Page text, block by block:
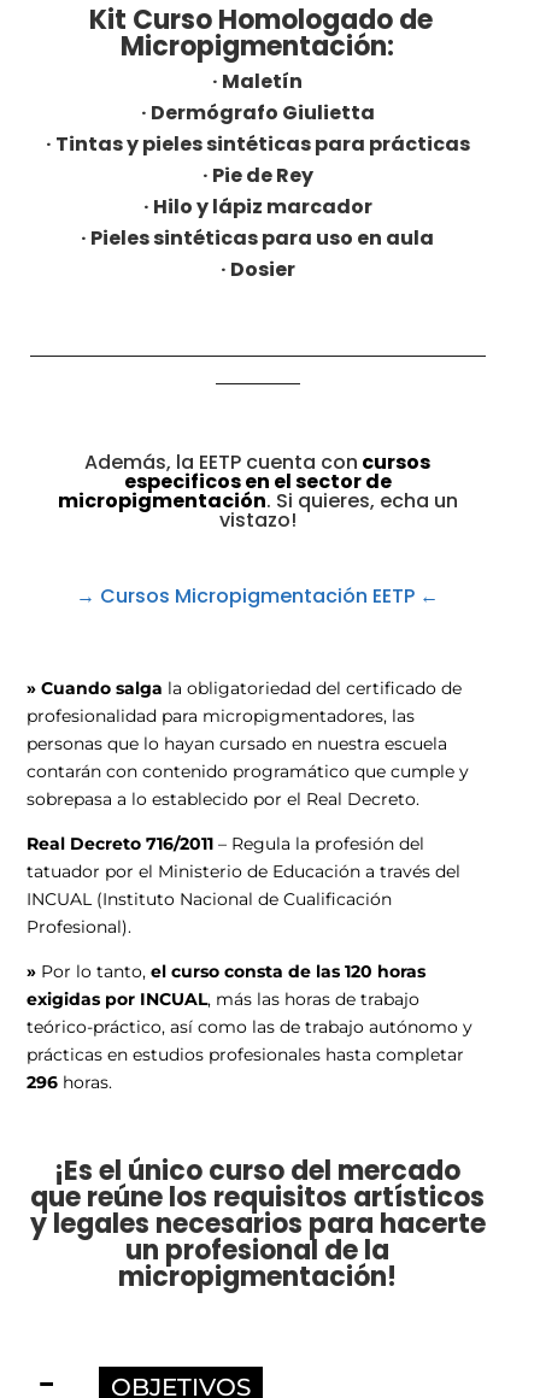
Kit Curso Homologado de
Micropigmentación:
· Maletín
· Dermógrafo Giulietta
· Tintas y pieles sintéticas para prácticas
· Pie de Rey
· Hilo y lápiz marcador
· Pieles sintéticas para uso en aula
· Dosier
Además, la EETP cuenta con cursos
especificos en el sector de
micropigmentación. Si quieres, echa un
vistazo!
→ Cursos Micropigmentación EETP ←
» Cuando salga la obligatoriedad del certificado de
profesionalidad para micropigmentadores, las
personas que lo hayan cursado en nuestra escuela
contarán con contenido programático que cumple y
sobrepasa a lo establecido por el Real Decreto.
Real Decreto 716/2011 – Regula la profesión del
tatuador por el Ministerio de Educación a través del
INCUAL (Instituto Nacional de Cualificación
Profesional).
» Por lo tanto,el curso consta de las 120 horas
exigidas por INCUAL, más las horas de trabajo
teórico-práctico, así como las de trabajo autónomo y
prácticas en estudios profesionales hasta completar
296 horas.
¡Es el único curso del mercado
que reúne los requisitos artísticos
y legales necesarios para hacerte
un profesional de la
micropigmentación!
OBJETIVOS